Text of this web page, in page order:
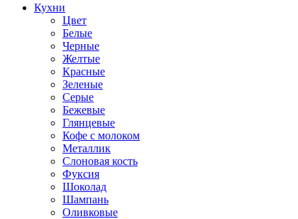
Кухни
Цвет
Белые
Черные
Желтые
Красные
Зеленые
Серые
Бежевые
Глянцевые
Кофе с молоком
Металлик
Слоновая кость
Фуксия
Шоколад
Шампань
Оливковые